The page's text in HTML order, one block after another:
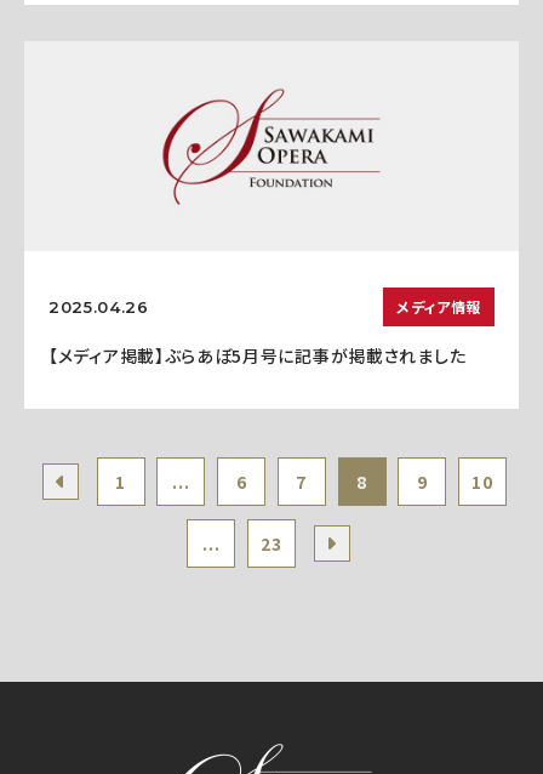
2025.04.26 メディア情報
【メディア掲載】ぶらあぼ5月号に記事が掲載されました
1 ... 6 7 8 9 10
... 23